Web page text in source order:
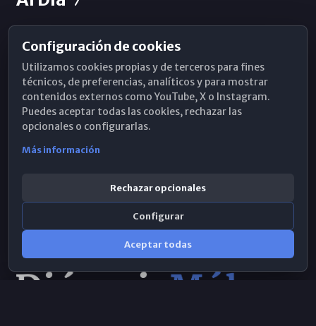
Horarios de Misa
Hemeroteca
WhatsApp
Configuración de cookies
Utilizamos cookies propias y de terceros para fines
técnicos, de preferencias, analíticos y para mostrar
contenidos externos como YouTube, X o Instagram.
Puedes aceptar todas las cookies, rechazar las
opcionales o configurarlas.
Más información
Rechazar opcionales
Configurar
Aceptar todas